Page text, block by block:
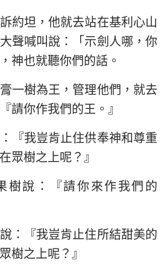
約坦，他就去站在基利心山
聲喊叫說：「示劍人哪，你
神也就聽你們的話。
一樹為王，管理他們，就去
請你作我們的王。』
『我豈肯止住供奉神和尊重
眾樹之上呢？』
樹說：『請你來作我們的
：『我豈肯止住所結甜美的
樹之上呢？』